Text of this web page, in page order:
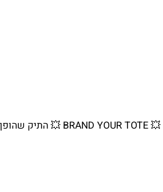
💥 BRAND YOUR TOTE 💥 התיק שהופך את המיתוג שלכם לבמה